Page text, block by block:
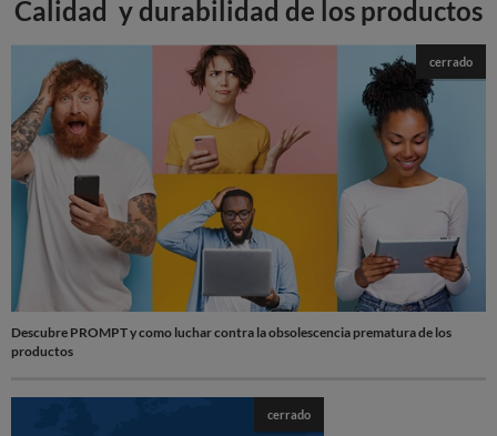
Calidad y durabilidad de los productos
cerrado
Descubre PROMPT y como luchar contra la obsolescencia prematura de los
productos
cerrado